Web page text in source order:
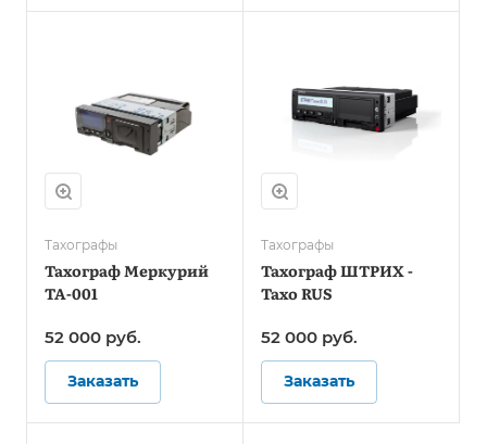
Тахографы
Тахограф Меркурий
ТА-001
52 000 руб.
Заказать
Тахографы
Тахограф ШТРИХ -
Тахо RUS
52 000 руб.
Заказать